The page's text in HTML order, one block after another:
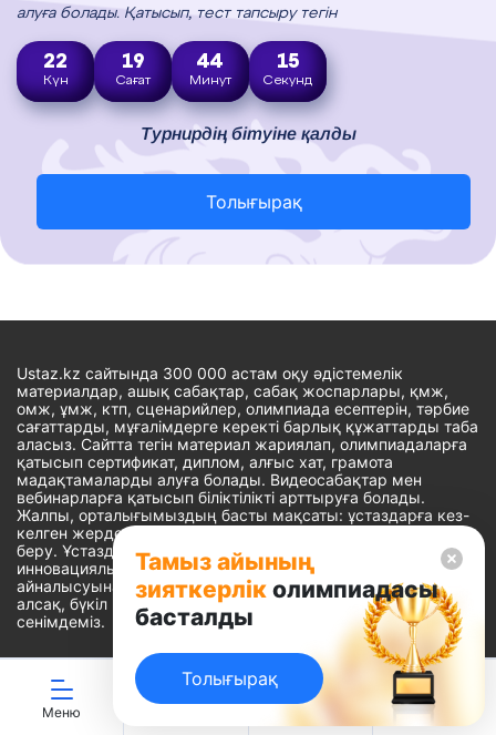
Тамыз айының
зияткерлік олимпиадасы
басталды
Толығырақ
алуға болады. Қатысып, тест тапсыру тегін
22
Күн
19
Сағат
44
Минут
14
Секунд
Турнирдің бітуіне қалды
Толығырақ
Меню Ойындар Дайын ҚМЖ
Ustaz.kz сайтында 300 000 астам оқу әдістемелік
материалдар, ашық сабақтар, сабақ жоспарлары, қмж,
омж, ұмж, ктп, сценарийлер, олимпиада есептерін, тәрбие
сағаттарды, мұғалімдерге керекті барлық құжаттарды таба
аласыз. Сайтта тегін материал жариялап, олимпиадаларға
қатысып сертификат, диплом, алғыс хат, грамота
мадақтамаларды алуға болады. Видеосабақтар мен
вебинарларға қатысып біліктілікті арттыруға болады.
Жалпы, орталығымыздың басты мақсаты: ұстаздарға кез-
келген жерде, кез-келген уақытта білім алуына мүмкіндік
беру. Ұстаздардың барлық өзекті мәселелеріне
инновациялық шешім тауып, шығармашылық жұмыспен
айналысуына уақыт сыйлау. «Ұстаздарға сапалы білім бере
алсақ, бүкіл Қазақ еліне білім бере аламыз» - деген
сенімдеміз.
Сайт Peaksoft веб-студиясында жасалған - Peaksoft.kz